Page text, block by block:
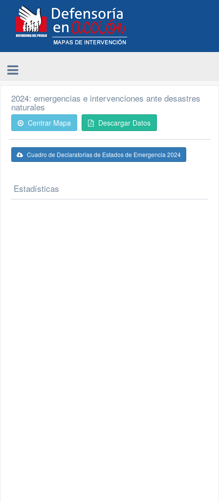
2024: emergencias e intervenciones ante desastres
naturales
Centrar Mapa Descargar Datos
Cuadro de Declaratorias de Estados de Emergencia 2024
Estadísticas